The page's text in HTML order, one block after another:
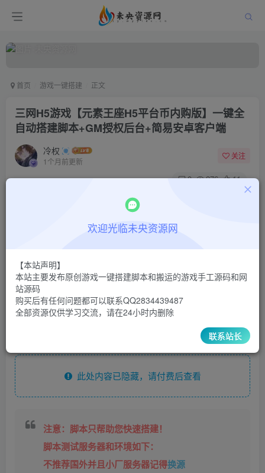
首页 游戏一键搭建 正文
三网H5游戏【元素王座H5平台币内购版】一键全
自动搭建脚本+GM授权后台+简易安卓客户端
冷权
1个月前更新
关注
0 276 11
此内容为付费阅读，请付费后查看
9.9
超级会员￥5 至尊会员￥1
此处内容已隐藏，请付费后查看
注意：脚本只帮助您快速搭建！
脚本测试服务器和环境如下：
不推荐国外并且小厂服务器记得换源
欢迎光临未央资源网
【本站声明】
本站主要发布原创游戏一键搭建脚本和搬运的游戏手工源码和网
站源码
购买后有任何问题都可以联系QQ2834439487
全部资源仅供学习交流，请在24小时内删除
联系站长